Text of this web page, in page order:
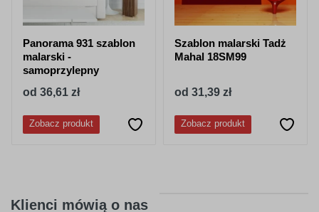
Panorama 931 szablon
malarski -
samoprzylepny
od 36,61 zł
Zobacz produkt
Szablon malarski Tadż
Mahal 18SM99
od 31,39 zł
Zobacz produkt
Klienci mówią o nas